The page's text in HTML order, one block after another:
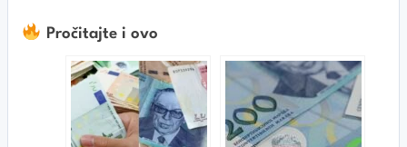
Pročitajte i ovo